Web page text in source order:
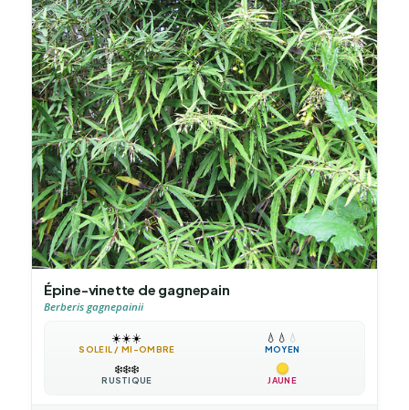
Épine-vinette de gagnepain
Berberis gagnepainii
☀️☀️☀️
SOLEIL / MI-OMBRE
💧 💧 💧
MOYEN
❄️❄️❄️
RUSTIQUE JAUNE